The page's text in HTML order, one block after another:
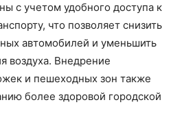
с учетом удобного доступа к
что позволяет снизить
автомобилей и уменьшить
воздуха. Внедрение
и пешеходных зон также
более здоровой городской